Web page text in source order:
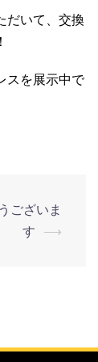
だいて、交換
スを展示中で
ございま
す
⟶